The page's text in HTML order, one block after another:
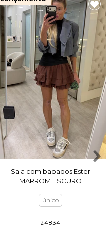
Saia com babados Ester
MARROM ESCURO
único
24834